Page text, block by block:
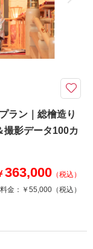
ペットと撮影
なりますので予めご了
ンナップから選ぶ本格
撮影同行、100カット
せる贅沢フォトウエデ
へいあん
ラン｜総檜造り
撮影データ100カ
363,000 （税込）
金： ￥55,000 （税込）